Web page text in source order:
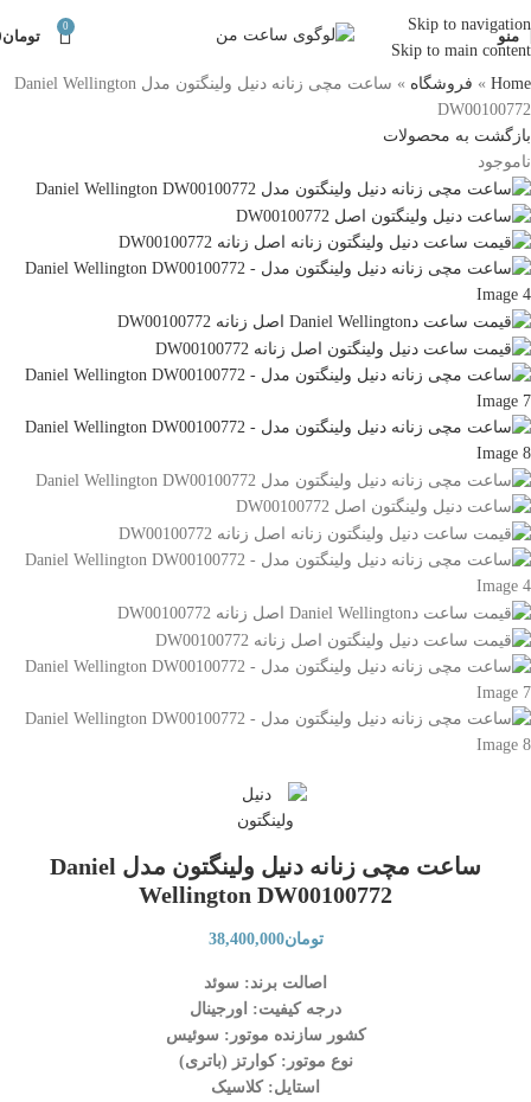
Skip to navigation
Skip to main content
منو
0
تومان
Home
» فروشگاه »
ساعت مچی زنانه دنیل ولینگتون مدل Daniel Wellington
DW00100772
بازگشت به محصولات
ناموجود
ساعت مچی زنانه دنیل ولینگتون مدل Daniel
Wellington DW00100772
تومان38,400,000
اصالت برند: سوئد
درجه کیفیت: اورجینال
کشور سازنده موتور: سوئیس
نوع موتور: کوارتز (باتری)
استایل: کلاسیک